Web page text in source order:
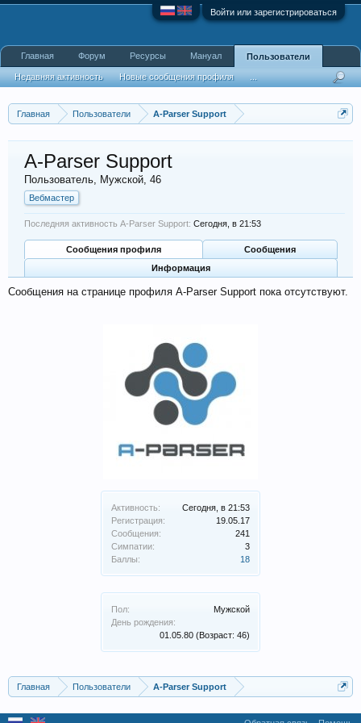
Войти или зарегистрироваться
Главная Пользователи A-Parser Support
Активность:
Сегодня, в 21:53
Регистрация:
19.05.17
Сообщения:
241
Симпатии:
3
Баллы:
18
Пол:
Мужской
День рождения:
01.05.80 (Возраст: 46)
A-Parser Support
Пользователь, Мужской, 46
Вебмастер
Последняя активность A-Parser Support: Сегодня, в 21:53
Сообщения профиля
Сообщения
Информация
Сообщения на странице профиля A-Parser Support пока отсутствуют.
Главная Пользователи A-Parser Support
Главная Форум Ресурсы Мануал Пользователи
Недавняя активность Новые сообщения профиля